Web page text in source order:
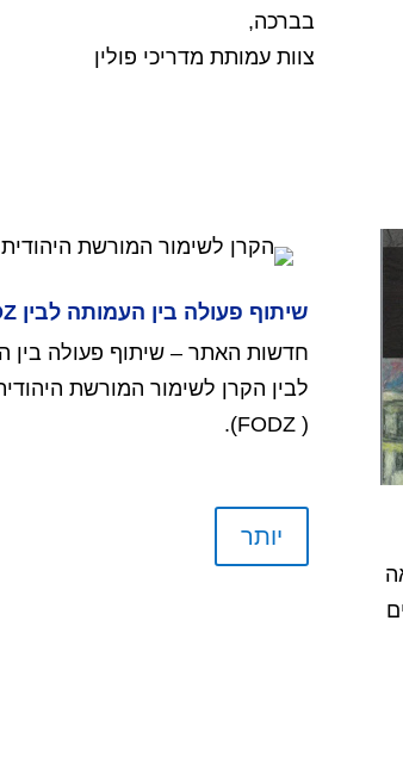
בברכה,
צוות עמותת מדריכי פולין
שיתוף פעולה בין העמותה לבין FODZ
חדשות האתר – שיתוף פעולה בין
לבין הקרן לשימור המורשת
( FODZ).
יותר